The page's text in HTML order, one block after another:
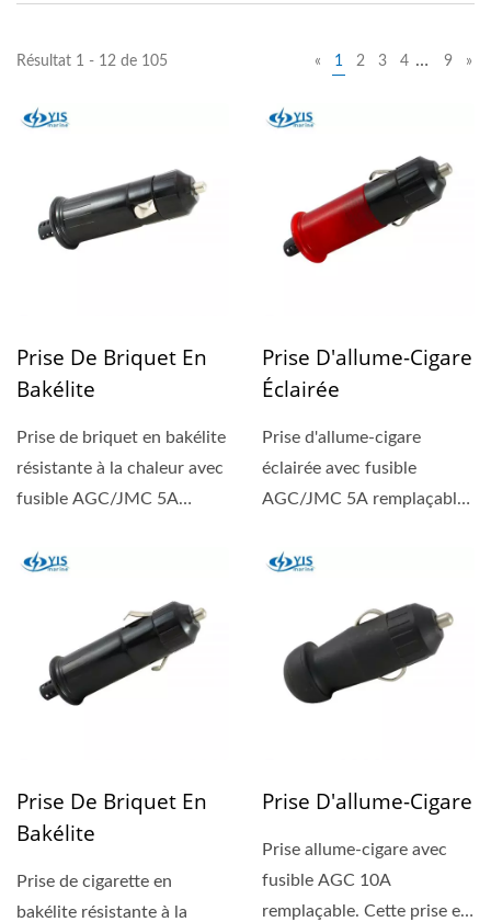
Résultat 1 - 12 de 105 « 1 2 3 4 … 9 »
Prise De Briquet En
Bakélite
Prise de briquet en bakélite
résistante à la chaleur avec
fusible AGC/JMC 5A
Prise D'allume-Cigare
Éclairée
Prise d'allume-cigare
éclairée avec fusible
AGC/JMC 5A remplaçable,
Prise De Briquet En
Bakélite
Prise de cigarette en
bakélite résistante à la
Prise D'allume-Cigare
Prise allume-cigare avec
fusible AGC 10A
remplaçable. Cette prise est